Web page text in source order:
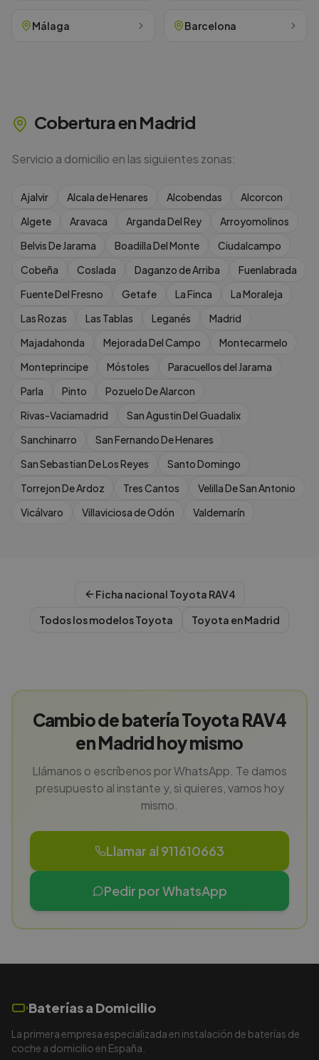
Málaga Barcelona
Cobertura enMadrid
Servicio a domicilio en las siguientes zonas:
Ajalvir Alcala de Henares Alcobendas
Alcorcon
Algete
Aravaca Arganda Del Rey
Arroyomolinos
Belvis De Jarama
Boadilla Del Monte
Ciudalcampo
Cobeña
Coslada Daganzo de Arriba
Fuenlabrada
Fuente Del Fresno
Getafe La Finca
La Moraleja
Las Rozas
Las Tablas Leganés
Madrid
Majadahonda
Mejorada Del Campo
Montecarmelo
Monteprincipe
Móstoles
Paracuellos del Jarama
Parla
Pinto
Pozuelo De Alarcon
Rivas-Vaciamadrid
San Agustin Del Guadalix
Sanchinarro
San Fernando De Henares
San Sebastian De Los Reyes
Santo Domingo
Torrejon De Ardoz
Tres Cantos
Velilla De San Antonio
Vicálvaro
Villaviciosa de Odón Valdemarín
Ficha nacional Toyota RAV4
Todos los modelosToyota Toyota enMadrid
Cambio de batería Toyota RAV4
en Madrid hoy mismo
Llámanos o escríbenos por WhatsApp. Te damos
presupuesto al instante y, si quieres, vamos hoy
mismo.
Llamar al 911610663
Pedir por WhatsApp
Baterías a Domicilio
La primera empresa especializada en instalación de baterías de
coche a domicilio en España.